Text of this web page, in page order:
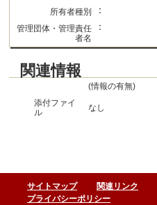
所有者種別 ：
管理団体・管理責任
者名
：
関連情報
(情報の有無)
添付ファイ
ル
なし
サイトマップ 関連リンク
プライバシーポリシー